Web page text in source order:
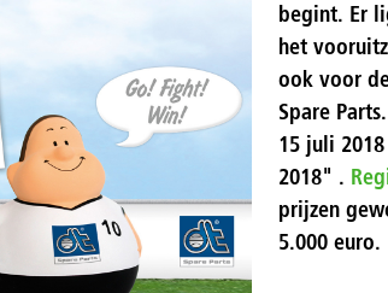
begint. Er
het
ook voor
Spare
15 juli
2018" .
prijzen
5.000 euro.